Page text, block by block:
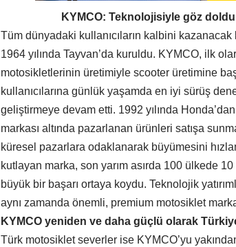
KYMCO: Teknolojisiyle göz
Tüm dünyadaki kullanıcıların kalbini
1964 yılında Tayvan’da kuruldu. KYMCO, ilk
motosikletlerinin üretimiyle scooter üretimine
kullanıcılarına günlük yaşamda en iyi sürüş
geliştirmeye devam etti. 1992 yılında
markası altında pazarlanan ürünleri satışa
küresel pazarlara odaklanarak büyümesini
kutlayan marka, son yarım asırda 100 ülkede
büyük bir başarı ortaya koydu. Teknolojik
aynı zamanda önemli, premium motosiklet
KYMCO yeniden ve daha güçlü olarak
Türk motosiklet severler ise KYMCO’yu